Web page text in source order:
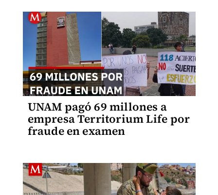
UNAM pagó 69 millones a
empresa Territorium Life por
fraude en examen